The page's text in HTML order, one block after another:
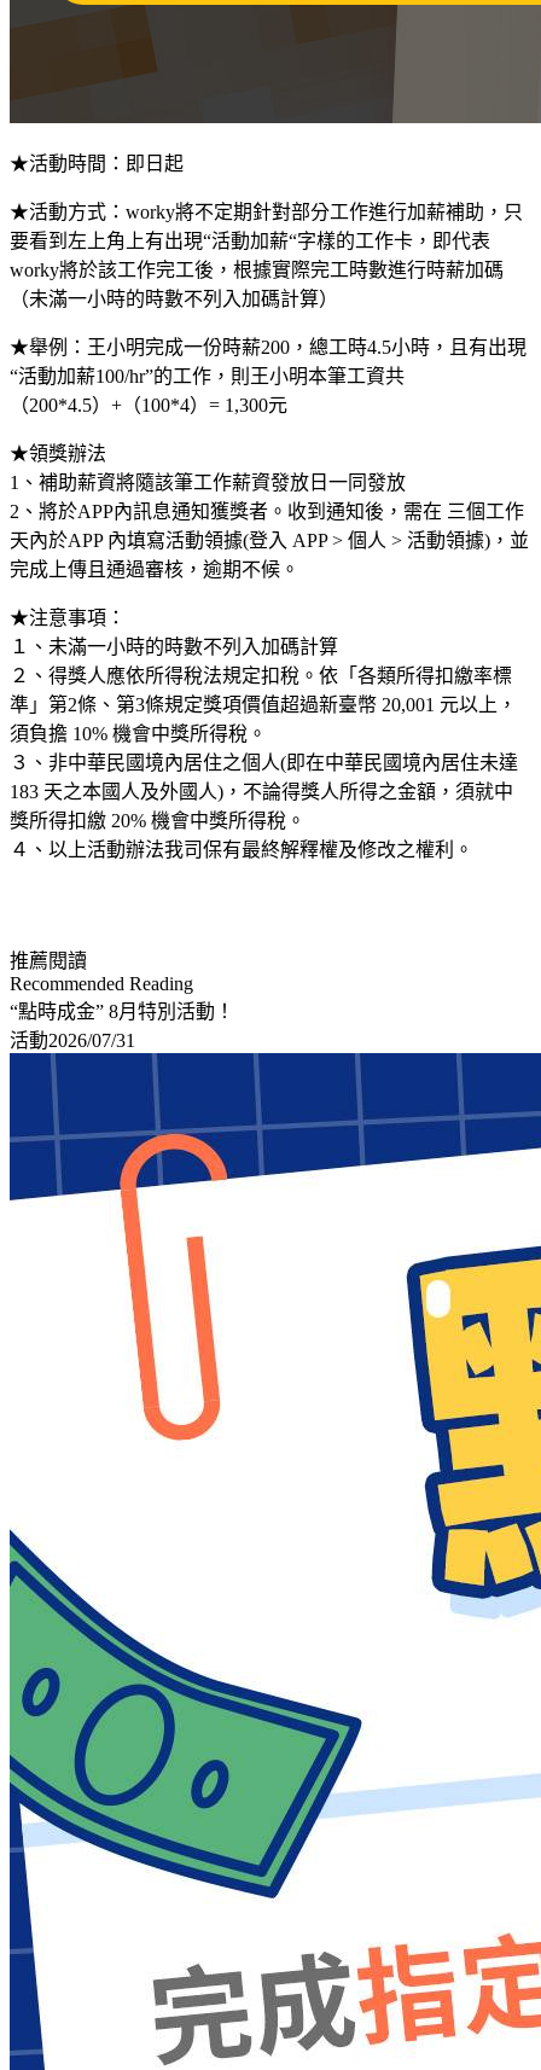
★活動時間：即日起
★活動方式：worky將不定期針對部分工作進行加薪補助，只
要看到左上角上有出現“活動加薪“字樣的工作卡，即代表
worky將於該工作完工後，根據實際完工時數進行時薪加碼
（未滿一小時的時數不列入加碼計算）
★舉例：王小明完成一份時薪200，總工時4.5小時，且有出現
“活動加薪100/hr”的工作，則王小明本筆工資共
（200*4.5）+（100*4）= 1,300元
★領獎辦法
1、補助薪資將隨該筆工作薪資發放日一同發放
2、將於APP內訊息通知獲獎者。收到通知後，需在 三個工作
天內於APP 內填寫活動領據(登入 APP > 個人 > 活動領據)，並
完成上傳且通過審核，逾期不候。
★注意事項：
１、未滿一小時的時數不列入加碼計算
２、得獎人應依所得稅法規定扣稅。依「各類所得扣繳率標
準」第2條、第3條規定獎項價值超過新臺幣 20,001 元以上，
須負擔 10% 機會中獎所得稅。
３、非中華民國境內居住之個人(即在中華民國境內居住未達
183 天之本國人及外國人)，不論得獎人所得之金額，須就中
獎所得扣繳 20% 機會中獎所得稅。
４、以上活動辦法我司保有最終解釋權及修改之權利。
推薦閱讀
Recommended Reading
“點時成金” 8月特別活動！
活動2026/07/31